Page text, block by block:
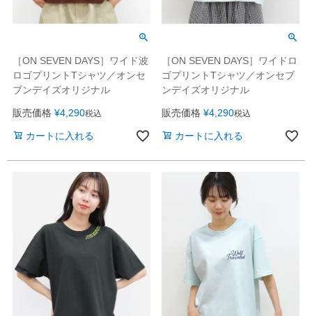
［ON SEVEN DAYS］ワイド波
ロゴプリントTシャツ／オンセ
ブンデイズオリジナル
販売価格 ¥4,290税込
カートに入れる
［ON SEVEN DAYS］ワイドロ
ゴプリントTシャツ／オンセブ
ンデイズオリジナル
販売価格 ¥4,290税込
カートに入れる